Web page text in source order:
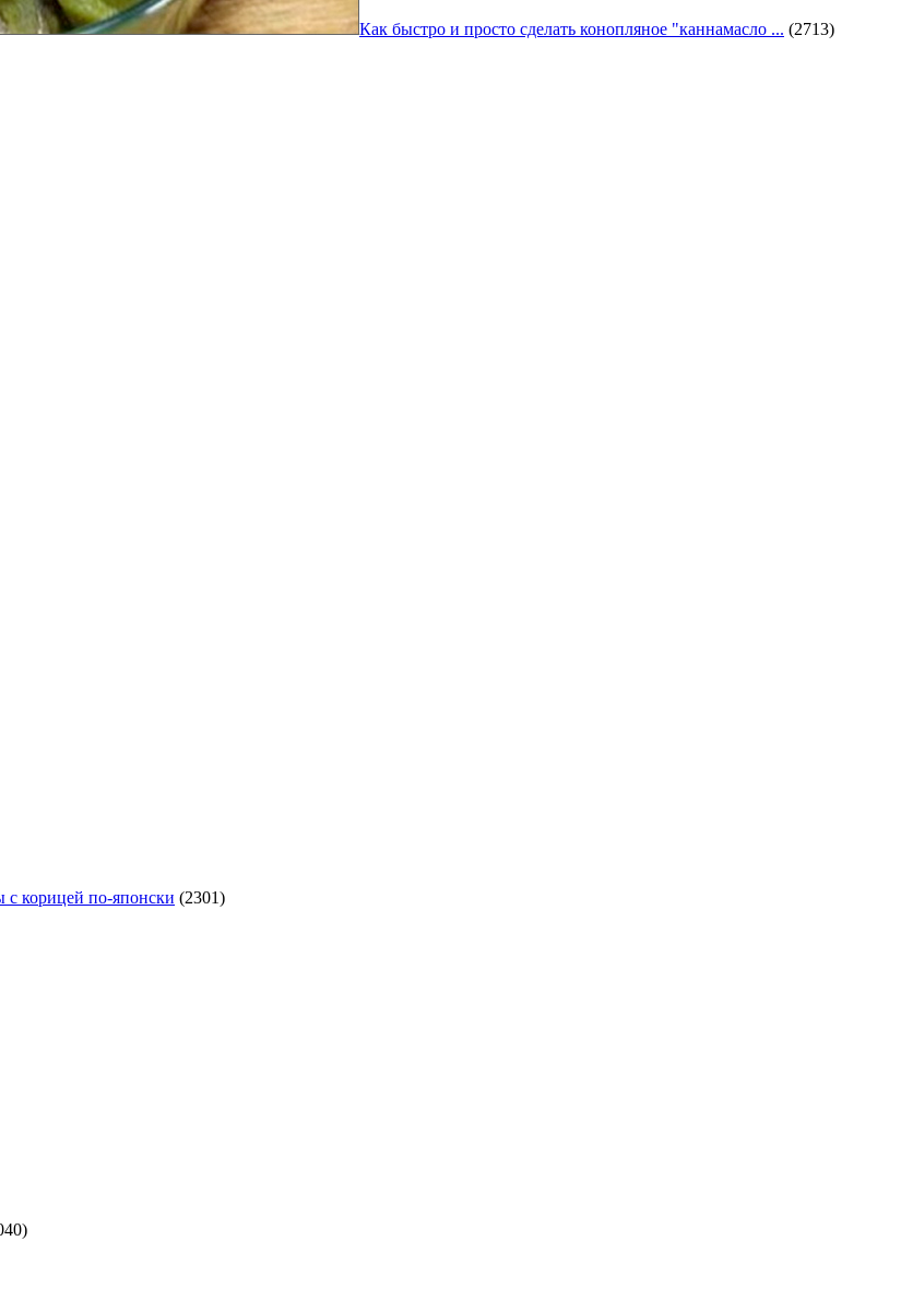
Как быстро и просто сделать конопляное "каннамасло ... (2713)
корицей по‑японски (2301)